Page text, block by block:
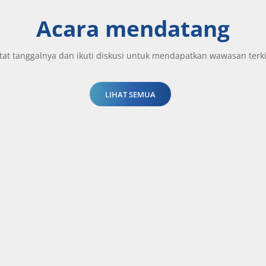
Acara mendatang
tanggalnya dan ikuti diskusi untuk mendapatkan wawasan
LIHAT SEMUA